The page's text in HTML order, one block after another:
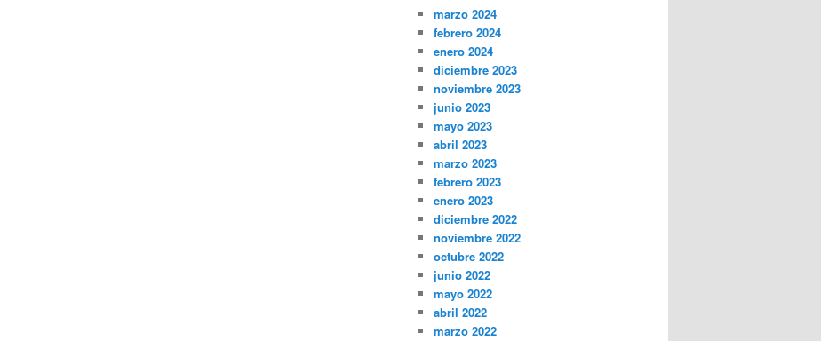
marzo 2024
febrero 2024
enero 2024
diciembre 2023
noviembre 2023
junio 2023
mayo 2023
abril 2023
marzo 2023
febrero 2023
enero 2023
diciembre 2022
noviembre 2022
octubre 2022
junio 2022
mayo 2022
abril 2022
marzo 2022